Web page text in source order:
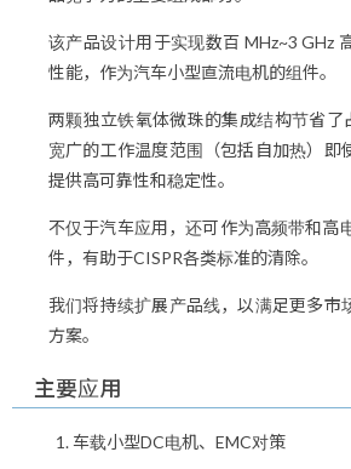
该产品设计用于实现数百 MHz~3 GHz
性能，作为汽车小型直流电机的组件。
两颗独立铁氧体微珠的集成结构节省了
宽广的工作温度范围（包括自加热）即
提供高可靠性和稳定性。
不仅于汽车应用，还可作为高频带和高
件，有助于CISPR各类标准的清除。
我们将持续扩展产品线，以满足更多市
方案。
主要应用
车载小型DC电机、EMC对策